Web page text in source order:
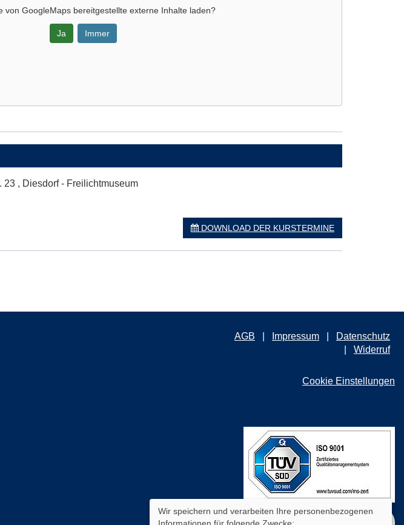
vonGoogleMaps bereitgestellte externe Inhalte laden?
Ja Immer
23 , Diesdorf - Freilichtmuseum
DOWNLOAD DER KURSTERMINE
AGB Impressum
Datenschutz
Widerruf
Cookie Einstellungen
Wir speichern und verarbeiten Ihre personenbezogenen